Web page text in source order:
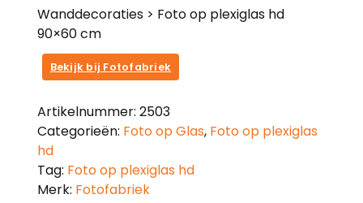
Wanddecoraties > Foto op plexiglas hd
90×60 cm
Bekijk bij Fotofabriek
Artikelnummer: 2503
Categorieën: Foto op Glas, Foto op plexiglas
hd
Tag: Foto op plexiglas hd
Merk: Fotofabriek